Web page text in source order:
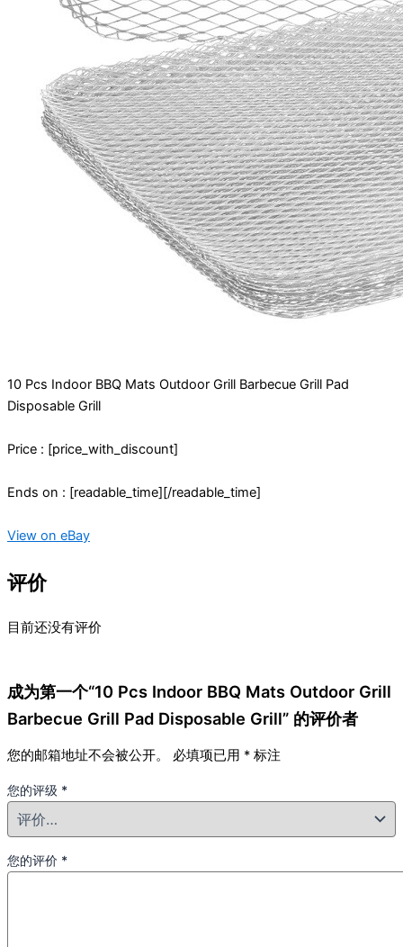
10 Pcs Indoor BBQ Mats Outdoor Grill Barbecue Grill Pad
Disposable Grill
Price : [price_with_discount]
Ends on : [readable_time][/readable_time]
View on eBay
评价
目前还没有评价
成为第一个“10 Pcs Indoor BBQ Mats Outdoor Grill
Barbecue Grill Pad Disposable Grill” 的评价者
您的邮箱地址不会被公开。 必填项已用 * 标注
您的评级 *
您的评价 *